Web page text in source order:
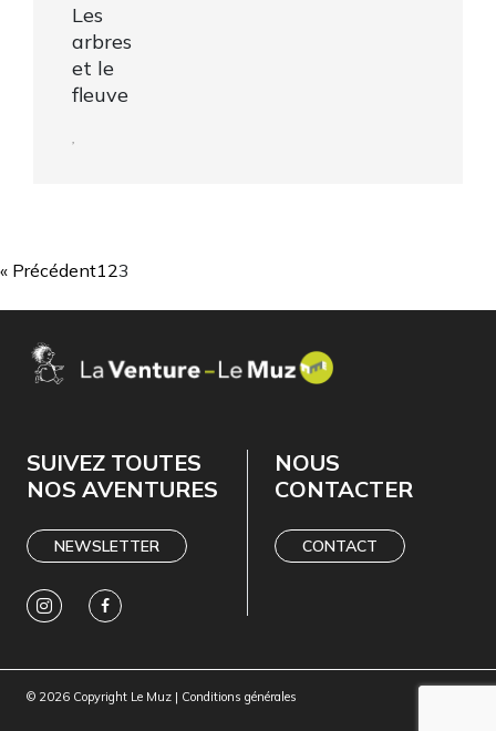
Les
arbres
et le
fleuve
,
« Précédent123
SUIVEZ TOUTES
NOS AVENTURES
NEWSLETTER
NOUS
CONTACTER
CONTACT
© 2026 Copyright Le Muz | Conditions générales